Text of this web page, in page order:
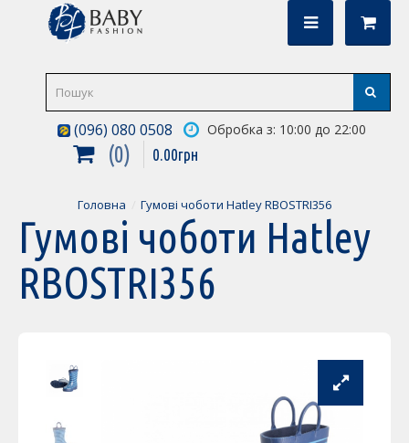
(096) 080 0508 Обробка з: 10:00 до 22:00
0 0.00грн
Головна Гумові чоботи Hatley RBOSTRI356
Гумові чоботи Hatley
RBOSTRI356